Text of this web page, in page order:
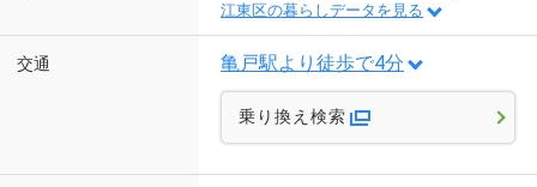
江東区の暮らしデータを見る
交通 亀戸駅より徒歩で4分
乗り換え検索